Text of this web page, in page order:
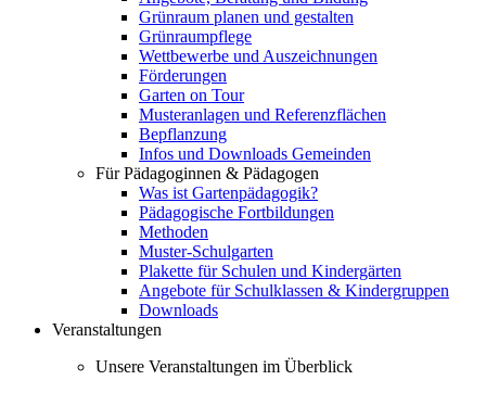
Grünraum planen und gestalten
Grünraumpflege
Wettbewerbe und Auszeichnungen
Förderungen
Garten on Tour
Musteranlagen und Referenzflächen
Bepflanzung
Infos und Downloads Gemeinden
Für Pädagoginnen & Pädagogen
Was ist Gartenpädagogik?
Pädagogische Fortbildungen
Methoden
Muster-Schulgarten
Plakette für Schulen und Kindergärten
Angebote für Schulklassen & Kindergruppen
Downloads
Veranstaltungen
Unsere Veranstaltungen im Überblick